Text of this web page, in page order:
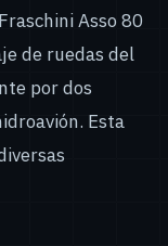
Asso 80
de ruedas del
por dos
Esta